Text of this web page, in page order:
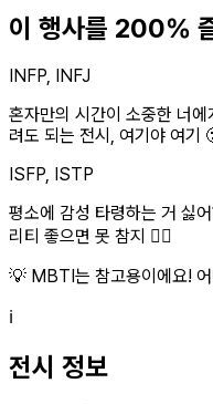
이 행사를 200%
INFP, INFJ
혼자만의 시간이 소중한 너
려도 되는 전시, 여기야 여기
ISFP, ISTP
평소에 감성 타령하는 거 싫
리티 좋으면 못 참지 💁‍♀️
💡 MBTI는 참고용이에요!
ℹ️
전시 정보